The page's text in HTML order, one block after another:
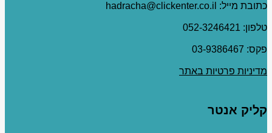
כתובת מייל: hadracha@clickenter.co.il
טלפון: 052-3246421
פקס: 03-9386467
מדיניות פרטיות באתר
קליק אנטר